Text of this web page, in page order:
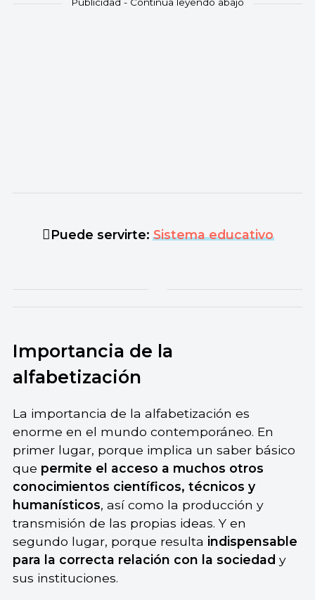
Puede servirte:Sistema educativo
Importancia de la
alfabetización
La importancia de la alfabetización es
enorme en el mundo contemporáneo. En
primer lugar, porque implica un saber básico
que permite el acceso a muchos otros
conocimientos científicos, técnicos y
humanísticos, así como la producción y
transmisión de las propias ideas. Y en
segundo lugar, porque resulta indispensable
para la correcta relación con la sociedad y
sus instituciones.